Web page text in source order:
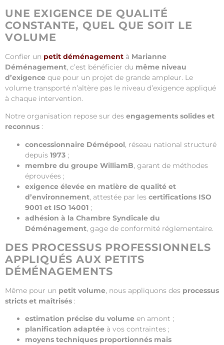
UNE EXIGENCE DE QUALITÉ
CONSTANTE, QUEL QUE SOIT LE
VOLUME
Confier un petit déménagement à Marianne
Déménagement, c’est bénéficier du même niveau
d’exigence que pour un projet de grande ampleur. Le
volume transporté n’altère pas le niveau d’exigence appliqué
à chaque intervention.
Notre organisation repose sur des engagements solides et
reconnus :
concessionnaire Démépool, réseau national structuré
depuis 1973 ;
membre du groupe WilliamB, garant de méthodes
éprouvées ;
exigence élevée en matière de qualité et
d’environnement, attestée par les certifications ISO
9001 et ISO 14001 ;
adhésion à la Chambre Syndicale du
Déménagement, gage de conformité réglementaire.
DES PROCESSUS PROFESSIONNELS
APPLIQUÉS AUX PETITS
DÉMÉNAGEMENTS
Même pour un petit volume, nous appliquons des processus
stricts et maîtrisés :
estimation précise du volume en amont ;
planification adaptée à vos contraintes ;
moyens techniques proportionnés mais